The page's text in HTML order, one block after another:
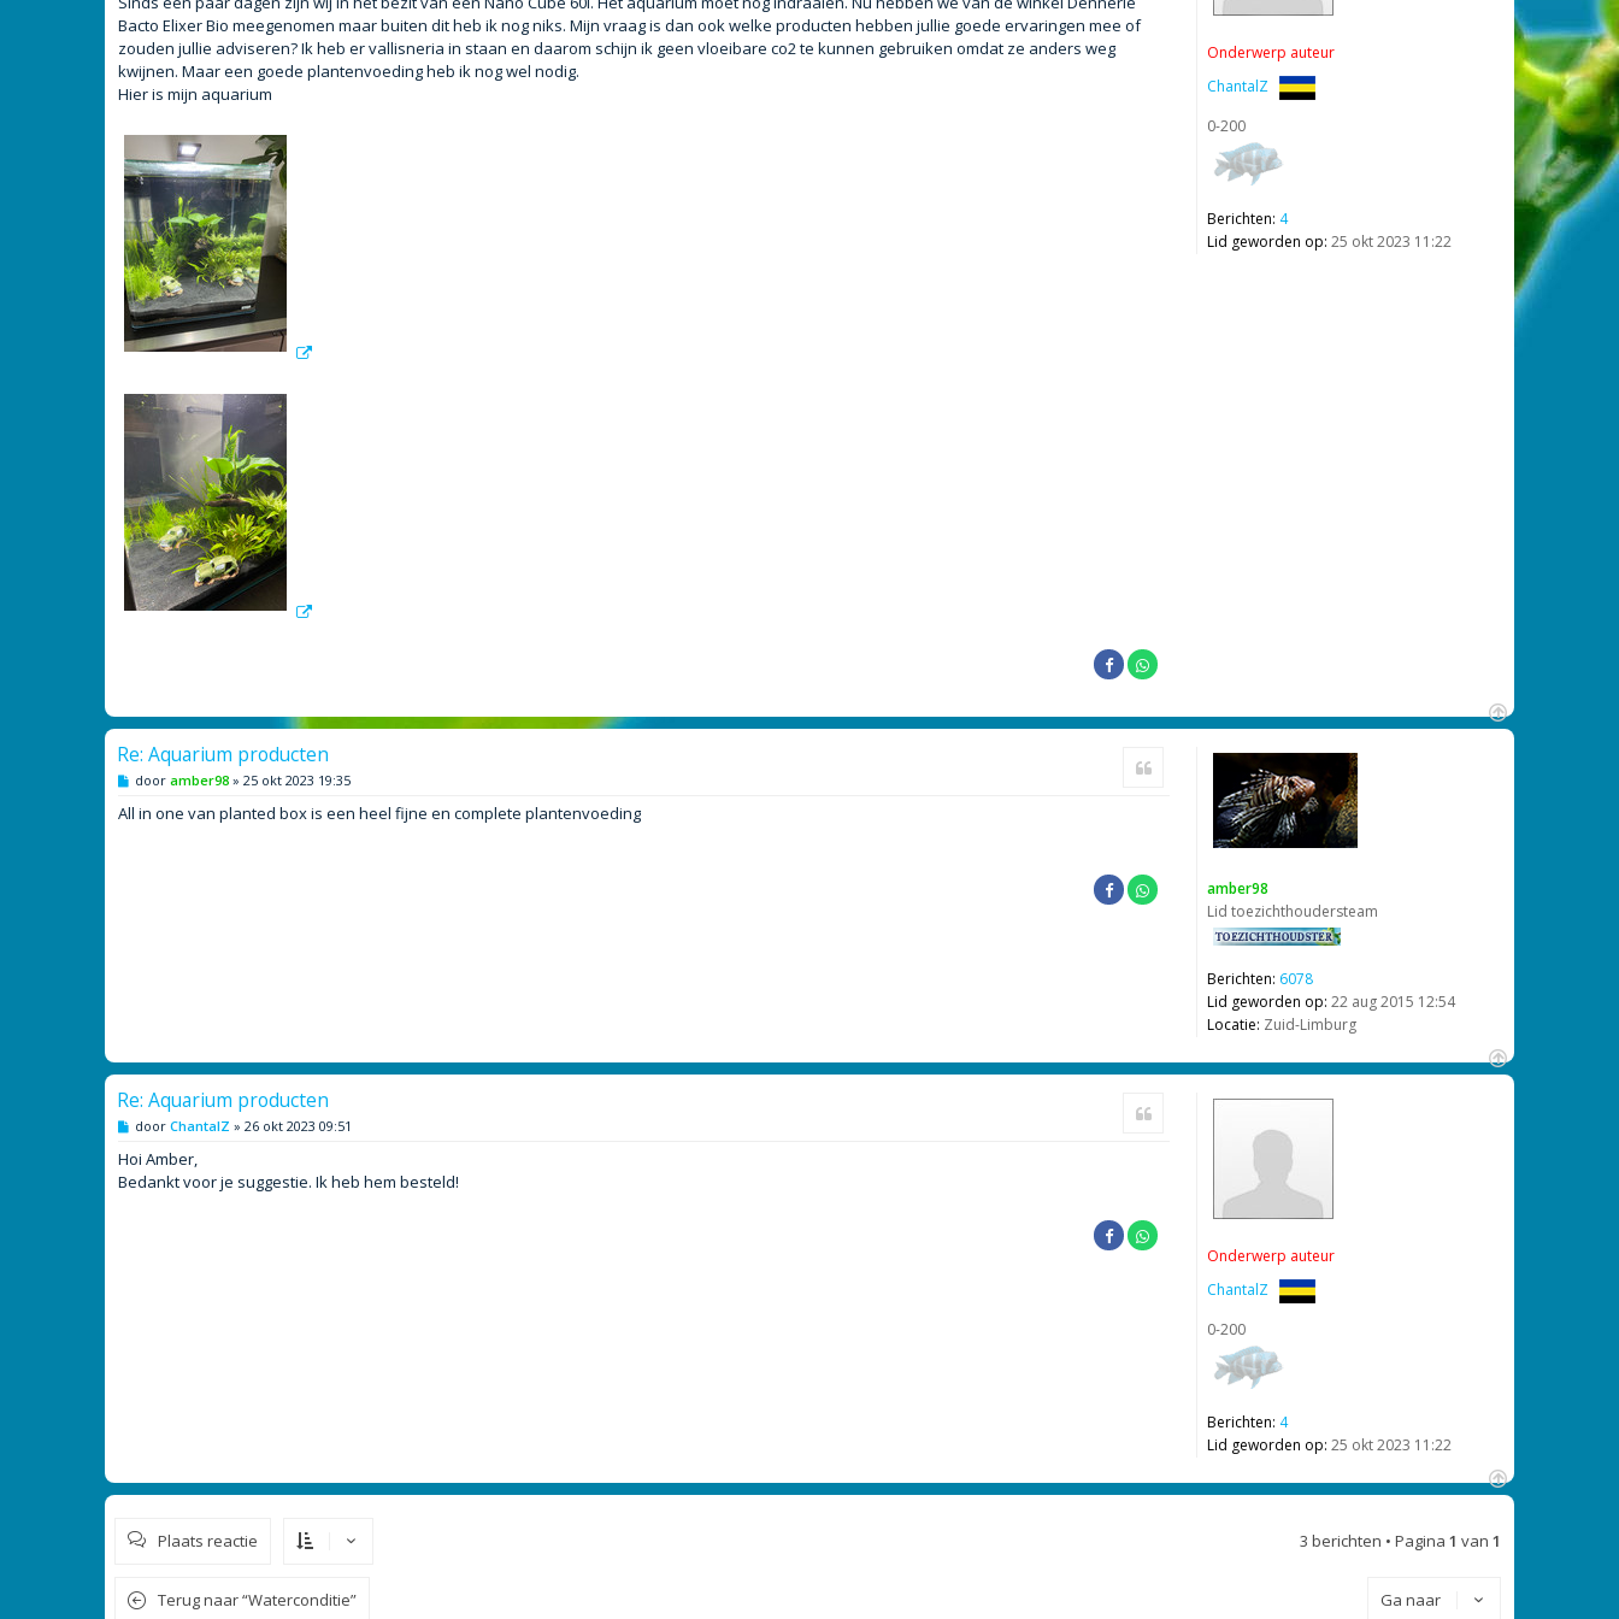
Onderwerp auteur
ChantalZ
0-200
Berichten: 4
Lid geworden op: 25 okt 2023 11:22
Bacto Elixer Bio meegenomen maar buiten dit heb ik nog niks. Mijn vraag is dan ook welke producten hebben jullie goede ervaringen mee of
zouden jullie adviseren? Ik heb er vallisneria in staan en daarom schijn ik geen vloeibare co2 te kunnen gebruiken omdat ze anders weg
kwijnen. Maar een goede plantenvoeding heb ik nog wel nodig.
Hier is mijn aquarium
O
amber98
Lid toezichthoudersteam
Berichten: 6078
Lid geworden op: 22 aug 2015 12:54
Locatie: Zuid-Limburg
Re: Aquarium producten
B
r
i
door amber98 » 25 okt 2023 19:35
All in one van planted box is een heel fijne en complete plantenvoeding
O
Onderwerp auteur
ChantalZ
0-200
Berichten: 4
Lid geworden op: 25 okt 2023 11:22
Re: Aquarium producten
B
r
i
c
door ChantalZ » 26 okt 2023 09:51
Hoi Amber,
Bedankt voor je suggestie. Ik heb hem besteld!
O
Plaats reactie 3 berichten • Pagina 1 van 1
Terug naar “Waterconditie” Ga naar